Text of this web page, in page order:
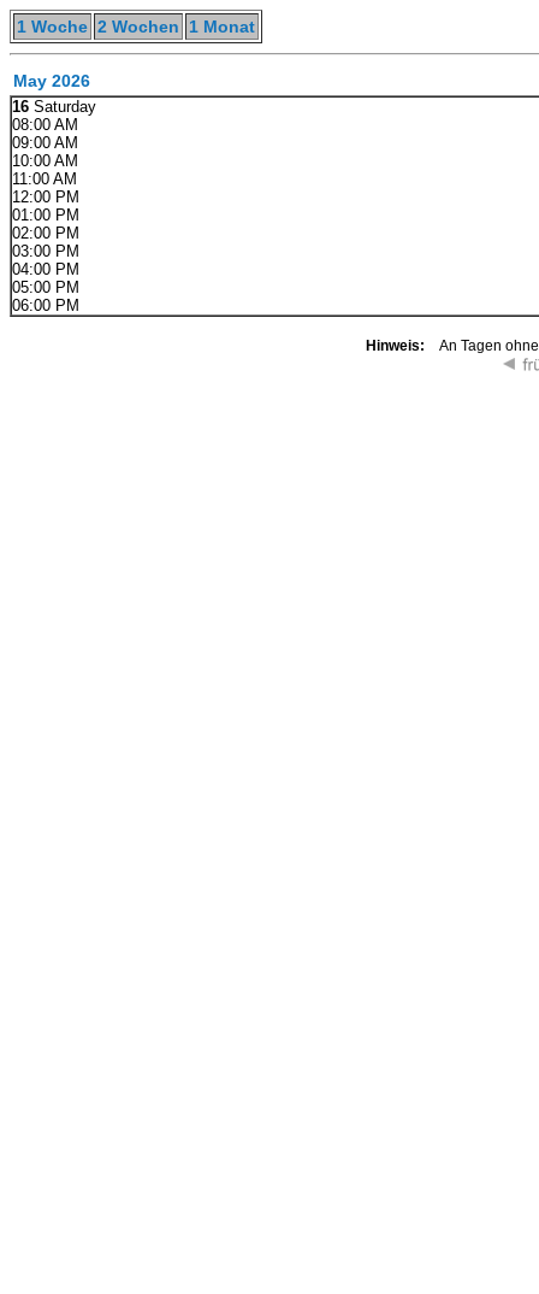
1 Woche 2 Wochen 1 Monat
May 2026
16 Saturday
08:00 AM
09:00 AM
10:00 AM
11:00 AM
12:00 PM
01:00 PM
02:00 PM
03:00 PM
04:00 PM
05:00 PM
06:00 PM
Hinweis: An Tagen